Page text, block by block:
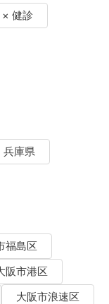
× 健診
兵庫県
福島区
阪市港区
大阪市浪速区